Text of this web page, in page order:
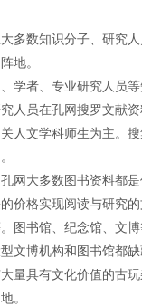
多数知识分子、研究
地。
学者、专业研究人
人员在孔网搜罗文献
人文学科师生为主
网大多数图书资料都
价格实现阅读与研究
图书馆、纪念馆、
文博机构和图书馆都
量具有文化价值的
。